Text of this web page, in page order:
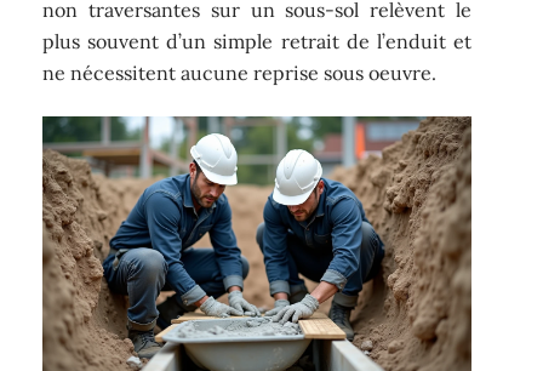
non traversantes sur un sous-sol relèvent le
plus souvent d’un simple retrait de l’enduit et
ne nécessitent aucune reprise sous oeuvre.